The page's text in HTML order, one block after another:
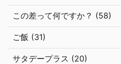
この差って何ですか？ (58)
ご飯 (31)
サタデープラス (20)